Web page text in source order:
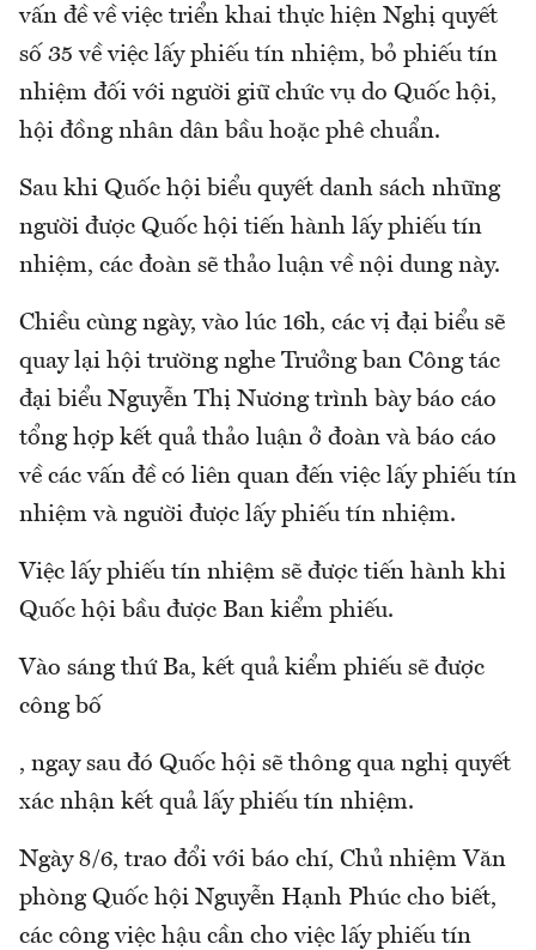
vấn đề về việc triển khai thực hiện Nghị quyết
số 35 về việc lấy phiếu tín nhiệm, bỏ phiếu tín
nhiệm đối với người giữ chức vụ do Quốc hội,
hội đồng nhân dân bầu hoặc phê chuẩn.
Sau khi Quốc hội biểu quyết danh sách những
người được Quốc hội tiến hành lấy phiếu tín
nhiệm, các đoàn sẽ thảo luận về nội dung này.
Chiều cùng ngày, vào lúc 16h, các vị đại biểu sẽ
quay lại hội trường nghe Trưởng ban Công tác
đại biểu Nguyễn Thị Nương trình bày báo cáo
tổng hợp kết quả thảo luận ở đoàn và báo cáo
về các vấn đề có liên quan đến việc lấy phiếu tín
nhiệm và người được lấy phiếu tín nhiệm.
Việc lấy phiếu tín nhiệm sẽ được tiến hành khi
Quốc hội bầu được Ban kiểm phiếu.
Vào sáng thứ Ba, kết quả kiểm phiếu sẽ được
công bố
, ngay sau đó Quốc hội sẽ thông qua nghị quyết
xác nhận kết quả lấy phiếu tín nhiệm.
Ngày 8/6, trao đổi với báo chí, Chủ nhiệm Văn
phòng Quốc hội Nguyễn Hạnh Phúc cho biết,
các công việc hậu cần cho việc lấy phiếu tín